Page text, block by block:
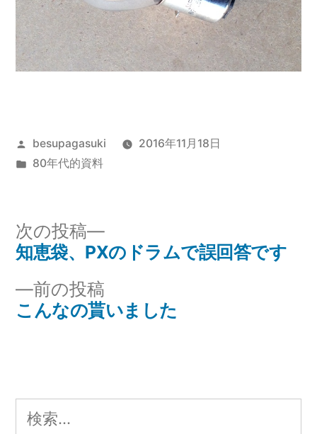
投
稿
besupagasuki
2016年11月18日
カ
ー:
80年代的資料
投
稿
ゲ
前の投稿
の
こんなの貰いました
次の投稿
次
の
知恵袋、PXのドラムで誤回答です
検